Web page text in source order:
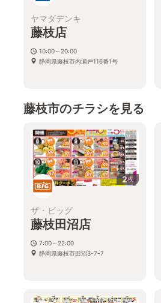
ヤマダデンキ
藤枝店
10:00～20:00
静岡県藤枝市内瀬戸116番1号
藤枝市のチラシを見る
2枚
ザ・ビッグ
藤枝田沼店
7:00～22:00
静岡県藤枝市田沼3-7-7